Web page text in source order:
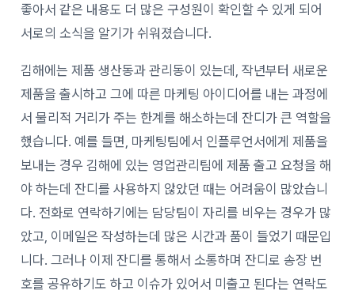
좋아서 같은 내용도 더 많은 구성원이 확인할 수 있게 되어
서로의 소식을 알기가 쉬워졌습니다.
김해에는 제품 생산동과 관리동이 있는데, 작년부터 새로운
제품을 출시하고 그에 따른 마케팅 아이디어를 내는 과정에
서 물리적 거리가 주는 한계를 해소하는데 잔디가 큰 역할을
했습니다. 예를 들면, 마케팅팀에서 인플루언서에게 제품을
보내는 경우 김해에 있는 영업관리팀에 제품 출고 요청을 해
야 하는데 잔디를 사용하지 않았던 때는 어려움이 많았습니
다. 전화로 연락하기에는 담당팀이 자리를 비우는 경우가 많
았고, 이메일은 작성하는데 많은 시간과 품이 들었기 때문입
니다. 그러나 이제 잔디를 통해서 소통하며 잔디로 송장 번
호를 공유하기도 하고 이슈가 있어서 미출고 된다는 연락도